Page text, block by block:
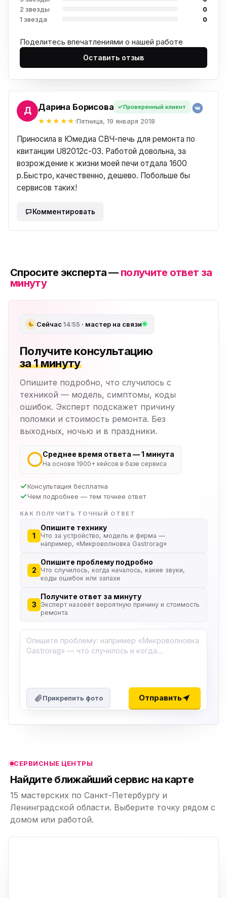
2 звезды
0
1 звезда
0
Поделитесь впечатлениями о нашей работе
Оставить отзыв
Дарина Борисова Проверенный клиент
Пятница, 19 января 2018
Приносила в Юмедиа СВЧ-печь для ремонта по
квитанции U82012c-03. Работой довольна, за
возрождение к жизни моей печи отдала 1600
р.Быстро, качественно, дешево. Побольше бы
сервисов таких!
Комментировать
Спросите эксперта — получите ответ за
минуту
Сейчас14:55 · мастер на связи
Получите консультацию
за 1 минуту
Опишите подробно, что случилось с
техникой — модель, симптомы, коды
ошибок. Эксперт подскажет причину
поломки и стоимость ремонта. Без
выходных, ночью и в праздники.
Среднее время ответа — 1 минута
На основе 1900+ кейсов в базе сервиса
Консультация бесплатна
Чем подробнее — тем точнее ответ
КАК ПОЛУЧИТЬ ТОЧНЫЙ ОТВЕТ
1
Опишите технику
Что за устройство, модель и фирма —
например, «Микроволновка Gastrorag»
2
Опишите проблему подробно
Что случилось, когда началось, какие звуки,
коды ошибок или запахи
3
Получите ответ за минуту
Эксперт назовёт вероятную причину и стоимость
ремонта
Прикрепить фото Отправить
СЕРВИСНЫЕ ЦЕНТРЫ
Найдите ближайший сервис на карте
15 мастерских по Санкт-Петербургу и
Ленинградской области. Выберите точку рядом с
домом или работой.
ю